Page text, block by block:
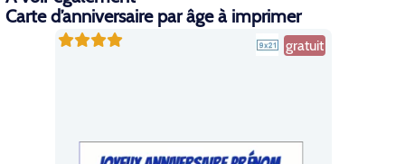
Carte d’anniversaire par âge à imprimer
gratuit